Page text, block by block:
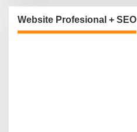
Website Profesional + SEO